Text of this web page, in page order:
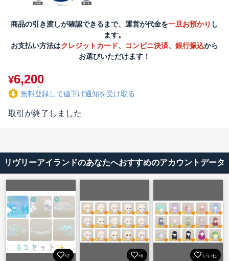
商品の引き渡しが確認できるまで、運営が代金を一旦お預かり し
ます。
お支払い方法はクレジットカード、 コンビニ決済、 銀行振込から
お選びいただけます！
¥6,200
無料登録して値下げ通知を受け取る
取引が終了しました
リヴリーアイランドのあなたへおすすめのアカウントデータ
×2 ×6 いいね